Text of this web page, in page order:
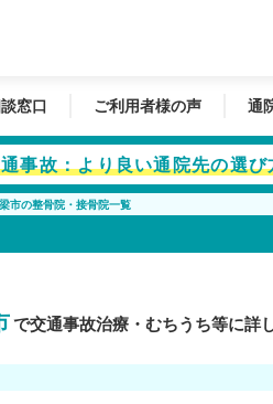
窓口 ご利用者様の声 通
事故：より良い通院先の選
市の整骨院・接骨院一覧
で交通事故治療・むちうち等に詳